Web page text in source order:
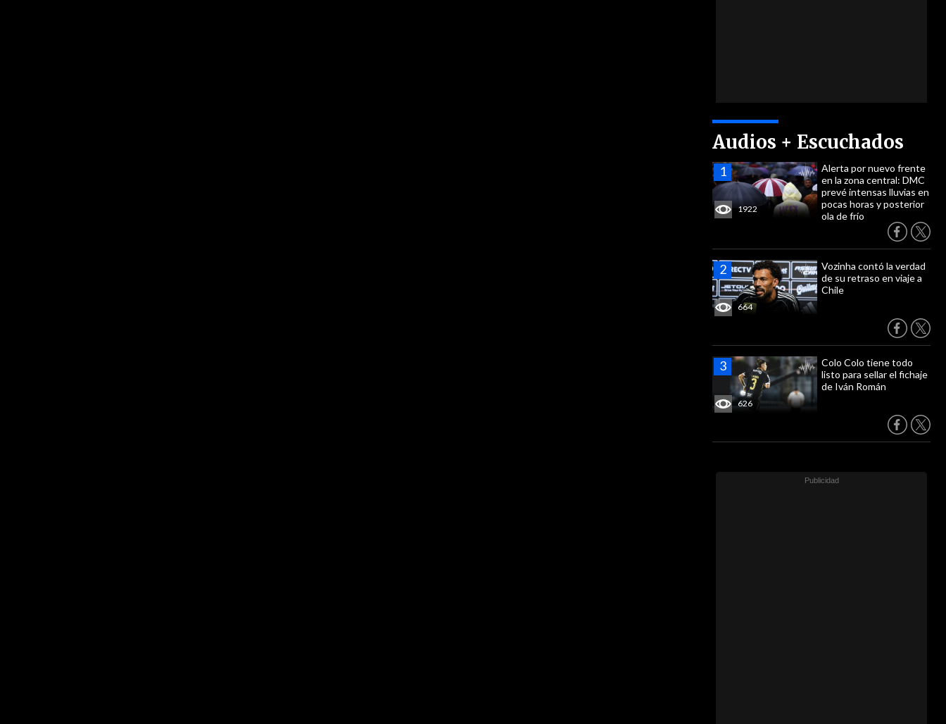
Audios + Escuchados
1922
Alerta por nuevo frente
en la zona central: DMC
prevé intensas lluvias en
pocas horas y posterior
ola de frío
664
Vozinha contó la verdad
de su retraso en viaje a
Chile
626
Colo Colo tiene todo
listo para sellar el fichaje
de Iván Román